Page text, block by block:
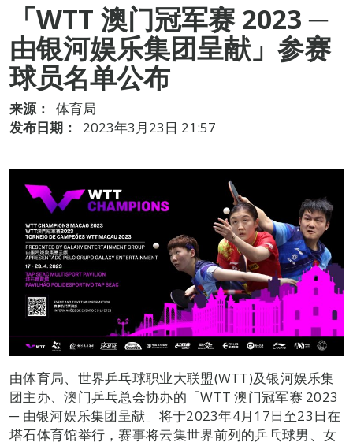
「WTT 澳门冠军赛 2023 ─
由银河娱乐集团呈献」参赛
球员名单公布
来源：
体育局
发布日期：
2023年3月23日 21:57
由体育局、世界乒乓球职业大联盟(WTT)及银河娱乐集
团主办、澳门乒乓总会协办的「WTT 澳门冠军赛 2023
─ 由银河娱乐集团呈献」将于2023年4月17日至23日在
塔石体育馆举行，赛事将云集世界前列的乒乓球男、女